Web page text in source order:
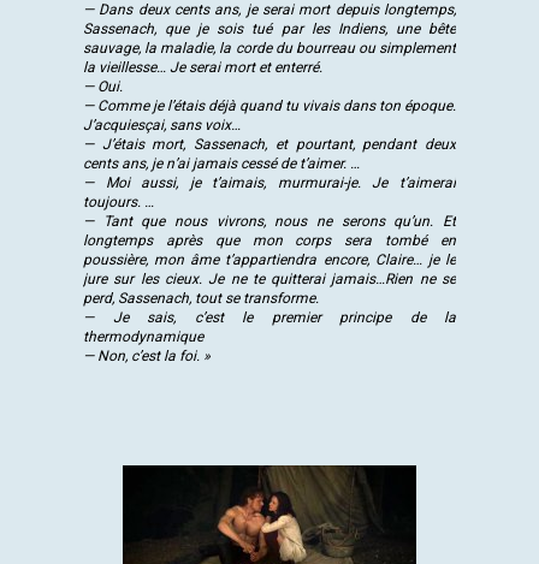
— Dans deux cents ans, je serai mort depuis longtemps,
Sassenach, que je sois tué par les Indiens, une bête
sauvage, la maladie, la corde du bourreau ou simplement
la vieillesse… Je serai mort et enterré.
— Oui.
— Comme je l’étais déjà quand tu vivais dans ton époque.
J’acquiesçai, sans voix…
— J’étais mort, Sassenach, et pourtant, pendant deux
cents ans, je n’ai jamais cessé de t’aimer. …
— Moi aussi, je t’aimais, murmurai-je. Je t’aimerai
toujours. …
— Tant que nous vivrons, nous ne serons qu’un. Et
longtemps après que mon corps sera tombé en
poussière, mon âme t’appartiendra encore, Claire… je le
jure sur les cieux. Je ne te quitterai jamais…Rien ne se
perd, Sassenach, tout se transforme.
— Je sais, c’est le premier principe de la
thermodynamique
— Non, c’est la foi. »